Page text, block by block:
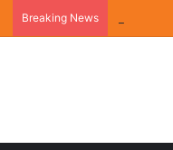
Breaking News